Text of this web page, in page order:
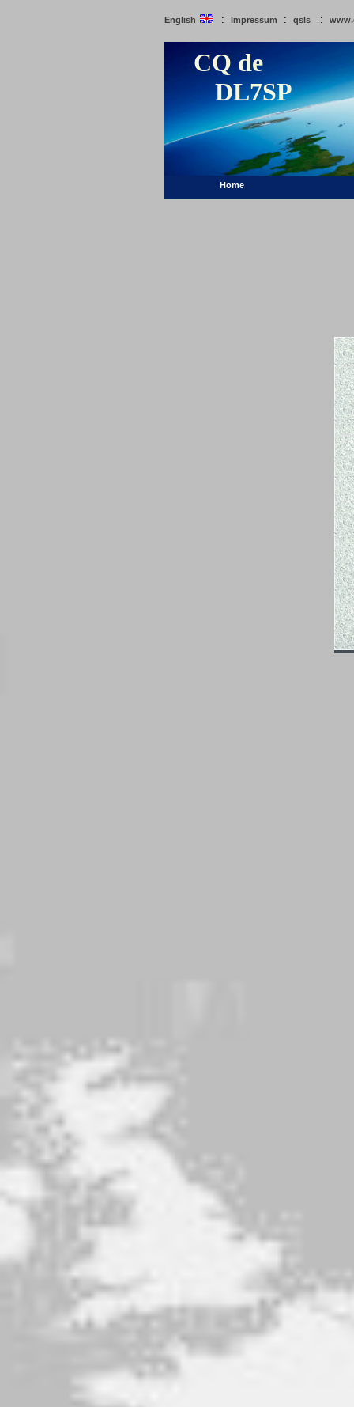
English : Impressum : qsls :
CQ de
DL7SP
Home